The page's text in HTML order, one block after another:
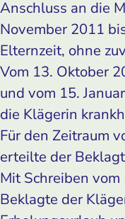
Anschluss an die
November 2011
Elternzeit, ohne
Vom 13. Oktober
und vom 15.
die Klägerin
Für den Zeitraum
erteilte der
Mit Schreiben
Beklagte der